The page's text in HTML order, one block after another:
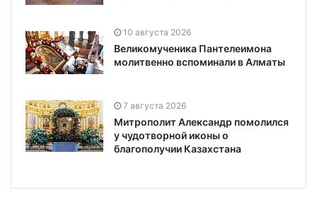
10 августа 2026
Великомученика Пантелеимона
молитвенно вспоминали в Алматы
7 августа 2026
Митрополит Александр помолился
у чудотворной иконы о
благополучии Казахстана